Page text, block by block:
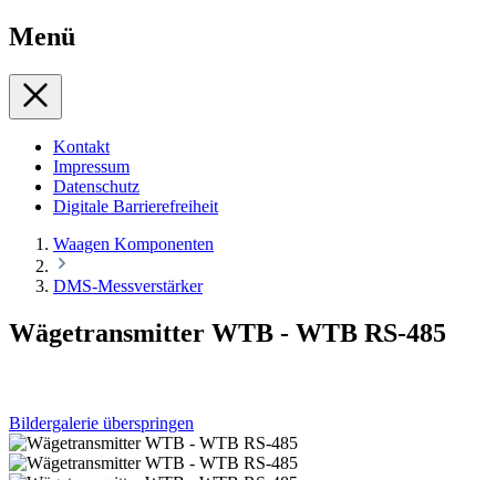
Menü
Kontakt
Impressum
Datenschutz
Digitale Barrierefreiheit
Waagen Komponenten
DMS-Messverstärker
Wägetransmitter WTB - WTB RS-485
Bildergalerie überspringen